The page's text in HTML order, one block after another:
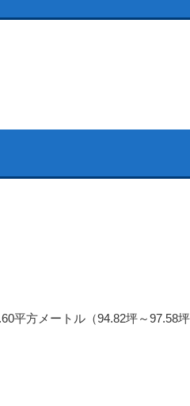
平方メートル（94.82坪～97.58坪